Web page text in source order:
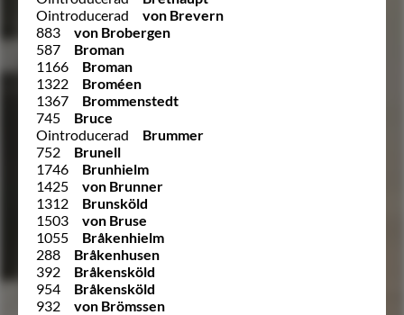
Ointroducerad
von Brevern
883
von Brobergen
587
Broman
1166
Broman
1322
Broméen
1367
Brommenstedt
745
Bruce
Ointroducerad
Brummer
752
Brunell
1746
Brunhielm
1425
von Brunner
1312
Brunsköld
1503
von Bruse
1055
Bråkenhielm
288
Bråkenhusen
392
Bråkensköld
954
Bråkensköld
932
von Brömssen